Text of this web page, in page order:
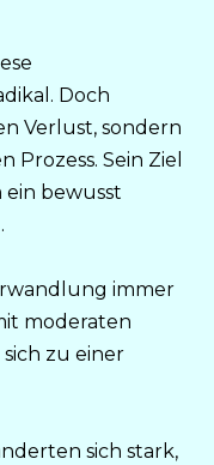
Doch
Verlust, sondern
Sein Ziel
bewusst
immer
moderaten
zu einer
sich stark,